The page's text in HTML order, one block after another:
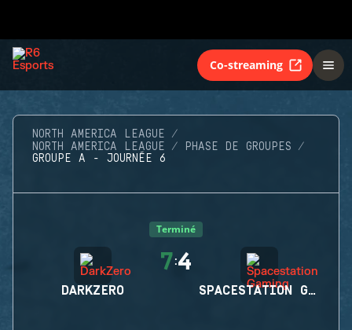
Co-streaming
NORTH AMERICA LEAGUE
NORTH AMERICA LEAGUE
PHASE DE GROUPES
GROUPE A - JOURNÉE 6
Terminé
DARKZERO
7:4
SPACESTATION GAMING